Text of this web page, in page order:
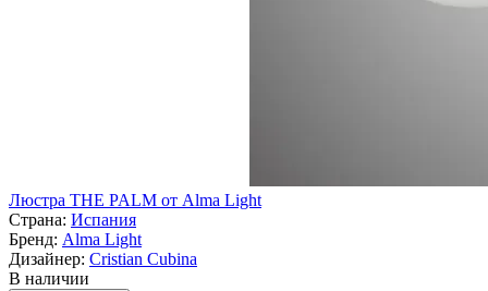
Люстра THE PALM от Alma Light
Страна: Испания
Бренд: Alma Light
Дизайнер: Cristian Cubina
В наличии